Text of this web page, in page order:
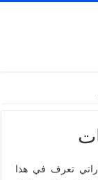
تعرف في هذا